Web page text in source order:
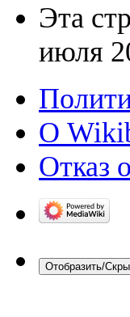
Эта
июля
О
Отказ
Отобразить/